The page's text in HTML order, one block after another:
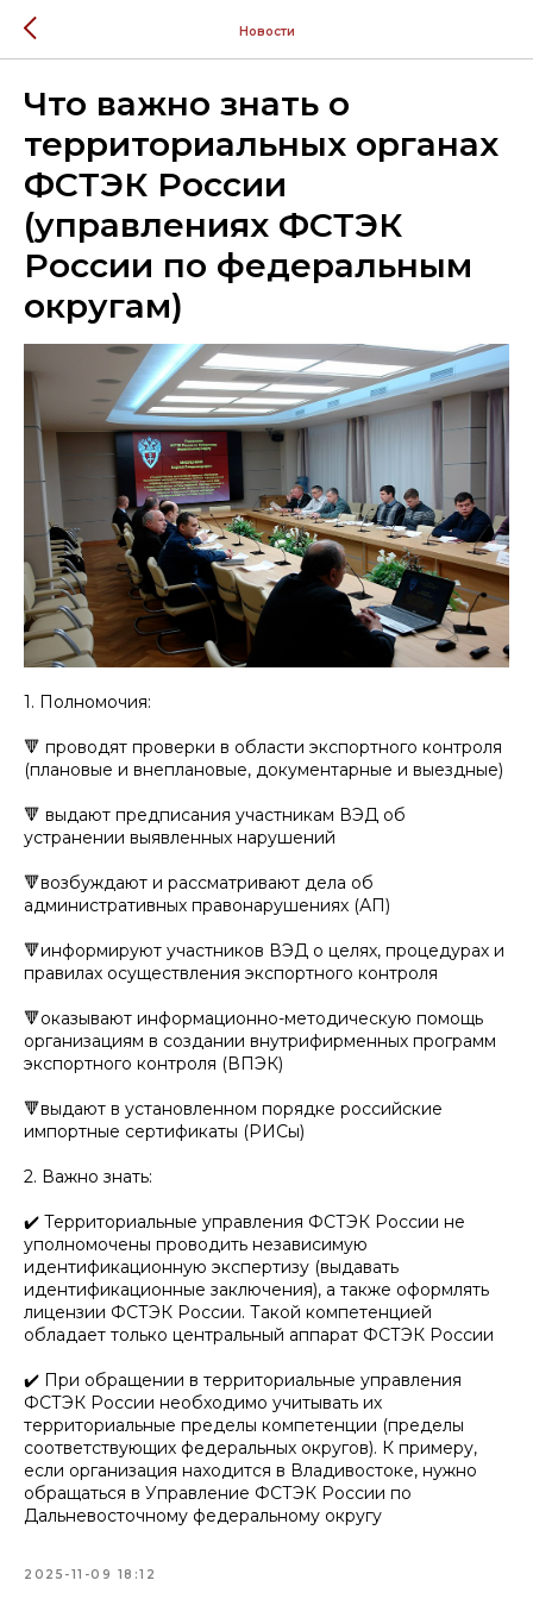
Новости
Что важно знать о
территориальных органах
ФСТЭК России
(управлениях ФСТЭК
России по федеральным
округам)
1. Полномочия:
🔻 проводят проверки в области экспортного контроля
(плановые и внеплановые, документарные и выездные)
🔻 выдают предписания участникам ВЭД об
устранении выявленных нарушений
🔻возбуждают и рассматривают дела об
административных правонарушениях (АП)
🔻информируют участников ВЭД о целях, процедурах и
правилах осуществления экспортного контроля
🔻оказывают информационно-методическую помощь
организациям в создании внутрифирменных программ
экспортного контроля (ВПЭК)
🔻выдают в установленном порядке российские
импортные сертификаты (РИСы)
2. Важно знать:
✔️ Территориальные управления ФСТЭК России не
уполномочены проводить независимую
идентификационную экспертизу (выдавать
идентификационные заключения), а также оформлять
лицензии ФСТЭК России. Такой компетенцией
обладает только центральный аппарат ФСТЭК России
✔️ При обращении в территориальные управления
ФСТЭК России необходимо учитывать их
территориальные пределы компетенции (пределы
соответствующих федеральных округов). К примеру,
если организация находится в Владивостоке, нужно
обращаться в Управление ФСТЭК России по
Дальневосточному федеральному округу
2025-11-09 18:12